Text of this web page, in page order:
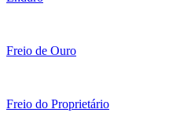
Freio de Ouro
Freio do Proprietário